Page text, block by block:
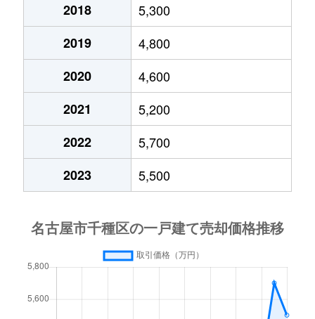
2,900万円
3,000万円
茶屋坂通
2,100万円
茶屋坂通
2,100万円
千代が丘
600万円
千代が丘
900万円
2,700万円
茶屋ケ坂
2018
5,300
2019
4,800
2020
4,600
2021
5,200
2022
5,700
2023
5,500